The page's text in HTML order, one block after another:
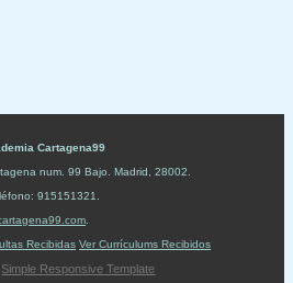
Cartagena99
num. 99 Bajo Madrid 28002
915151321
Recibidas Ver Currículums Recibidos
Simple Responsive Template